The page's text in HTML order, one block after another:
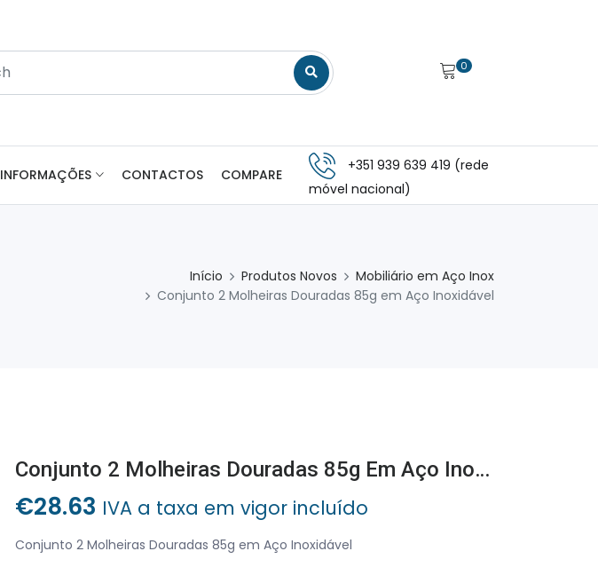
0
INFORMAÇÕES CONTACTOS COMPARE
+351 939 639 419 (rede
móvel nacional)
Início Produtos Novos
Mobiliário em Aço Inox
Conjunto 2 Molheiras Douradas 85g em Aço Inoxidável
Conjunto 2 Molheiras Douradas 85g Em Aço Inoxidável
€28.63 IVA a taxa em vigor incluído
Conjunto 2 Molheiras Douradas 85g em Aço Inoxidável